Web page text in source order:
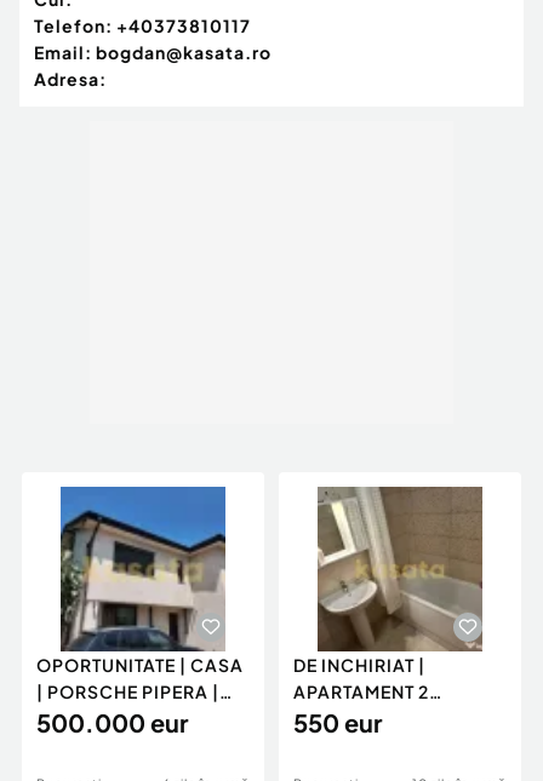
Telefon: +40373810117
Email: bogdan@kasata.ro
Adresa:
OPORTUNITATE | CASA
| PORSCHE PIPERA |
GARAJ | IDEAL LOCUIT
500.000 eur
DE INCHIRIAT |
APARTAMENT 2
CAMERE | GIULESTI |
550 eur